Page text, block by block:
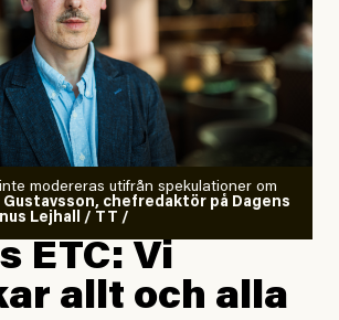
modereras utifrån spekulationer om
Gustavsson, chefredaktör på Dagens
Lejhall / TT /
ETC: Vi
allt och alla